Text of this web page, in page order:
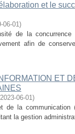
et le
06-01)
de la
afin de
ET
2023-06-01)
de la
la gestion